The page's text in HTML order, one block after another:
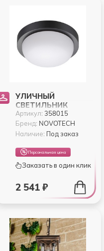
УЛИЧНЫЙ
СВЕТИЛЬНИК
NOVOTECH OPAL
358015
Артикул: 358015
Бренд: NOVOTECH
Наличие: Под заказ
Персональная цена
Заказать в один клик
2 541 ₽